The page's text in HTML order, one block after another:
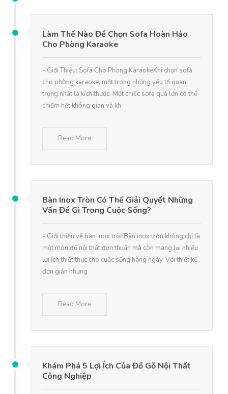
Làm Thế Nào Để Chọn Sofa Hoàn Hảo
Cho Phòng Karaoke
- Giới Thiệu: Sofa Cho Phòng KaraokeKhi chọn sofa
cho phòng karaoke, một trong những yếu tố quan
trọng nhất là kích thước. Một chiếc sofa quá lớn có thể
chiếm hết không gian và kh
Read More
Bàn Inox Tròn Có Thể Giải Quyết Những
Vấn Đề Gì Trong Cuộc Sống?
- Giới thiệu về bàn inox trònBàn inox tròn không chỉ là
một món đồ nội thất đơn thuần mà còn mang lại nhiều
lợi ích thiết thực cho cuộc sống hàng ngày. Với thiết kế
đơn giản nhưng
Read More
Khám Phá 5 Lợi Ích Của Đồ Gỗ Nội Thất
Công Nghiệp